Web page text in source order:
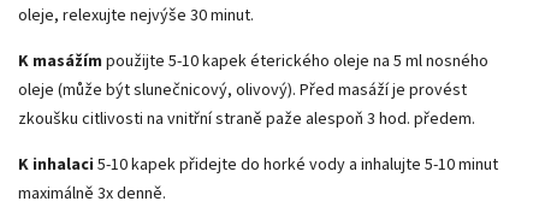
oleje, relexujte nejvýše 30 minut.
K masážím použijte 5-10 kapek éterického oleje na 5 ml nosného
oleje (může být slunečnicový, olivový). Před masáží je provést
zkoušku citlivosti na vnitřní straně paže alespoň 3 hod. předem.
K inhalaci 5-10 kapek přidejte do horké vody a inhalujte 5-10 minut
maximálně 3x denně.